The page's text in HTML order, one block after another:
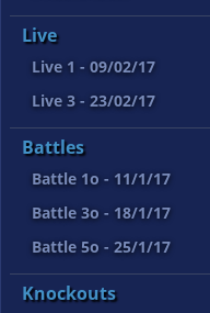
Live
Live 1 - 09/02/17
Live 3 - 23/02/17
Battles
Battle 1o - 11/1/17
Battle 3o - 18/1/17
Battle 5o - 25/1/17
Knockouts